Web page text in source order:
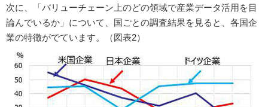
次に、「バリューチェーン上のどの領域で産業データ活用を目
論んでいるか」について、国ごとの調査結果を見ると、各国企
業の特徴がでています。（図表2）